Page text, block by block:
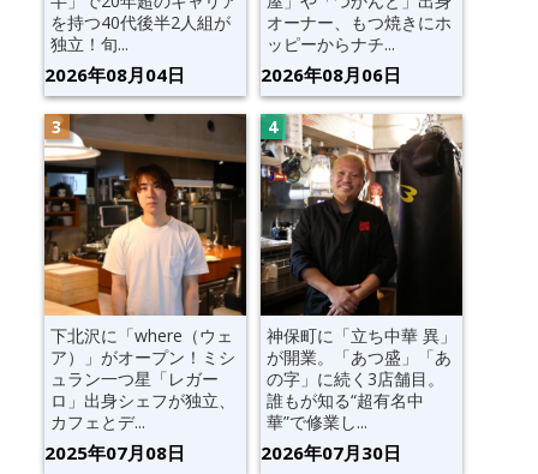
を持つ40代後半2人組が
独立！旬...
2026年08月04日
オーナー、もつ焼きにホ
ッピーからナチ...
2026年08月06日
下北沢に「where（ウェ
ア）」がオープン！ミシ
ュラン一つ星「レガー
ロ」出身シェフが独立、
カフェとデ...
2025年07月08日
神保町に「立ち中華 異」
が開業。「あつ盛」「あ
の字」に続く3店舗目。
誰もが知る“超有名中
華”で修業し...
2026年07月30日